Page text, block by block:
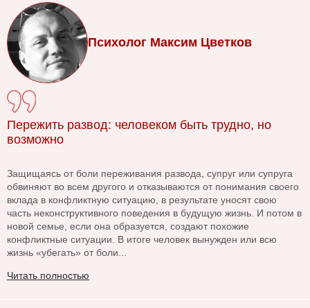
Психолог Максим Цветков
Пережить развод: человеком быть трудно, но
возможно
Защищаясь от боли переживания развода, супруг или супруга
обвиняют во всем другого и отказываются от понимания своего
вклада в конфликтную ситуацию, в результате уносят свою
часть неконструктивного поведения в будущую жизнь. И потом в
новой семье, если она образуется, создают похожие
конфликтные ситуации. В итоге человек вынужден или всю
жизнь «убегать» от боли...
Читать полностью